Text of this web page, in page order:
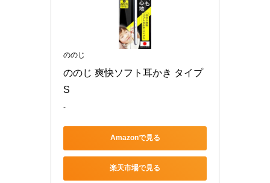
ののじ
ののじ 爽快ソフト耳かき タイプ
S
-
Amazonで見る
楽天市場で見る